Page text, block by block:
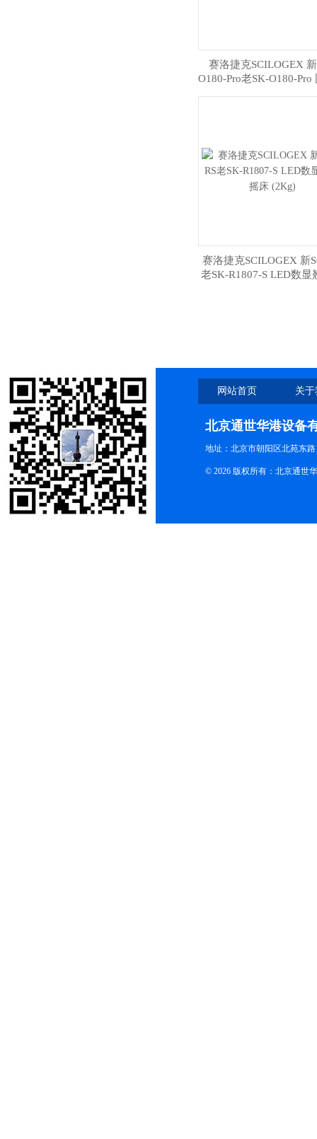
赛洛捷克SCILOGEX
O180-Pro老SK-O180-Pro
赛洛捷克SCILOGEX 新
老SK-R1807-S LED数显
网站首页 关
北京通世华港设备
地址：北京市朝阳区北苑东路
© 2026 版权所有：北京通世